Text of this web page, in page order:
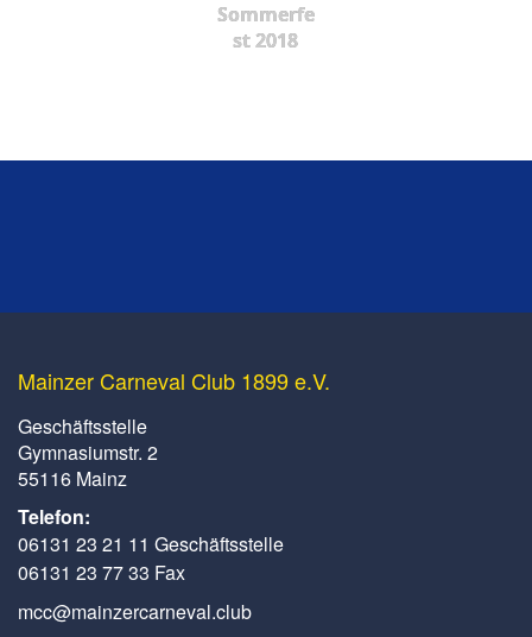
Sommerfe
st 2018
Mainzer Carneval Club 1899 e.V.
Geschäftsstelle
Gymnasiumstr. 2
55116 Mainz
Telefon:
06131 23 21 11 Geschäftsstelle
06131 23 77 33 Fax
mcc@mainzercarneval.club